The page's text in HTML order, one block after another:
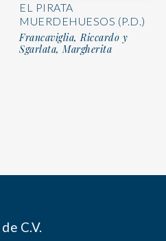
EL PIRATA
MUERDEHUESOS (P.D.)
Francaviglia, Riccardo y
Sgarlata, Margherita
C.V.